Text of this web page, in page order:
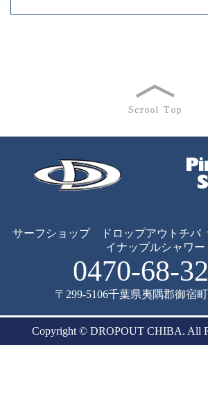
サーフショップ ドロップアウトチバ
イナップルシャワー
0470-68-
〒299-5106千葉県夷隅郡御宿町
Copyright © DROPOUT CHIBA. All